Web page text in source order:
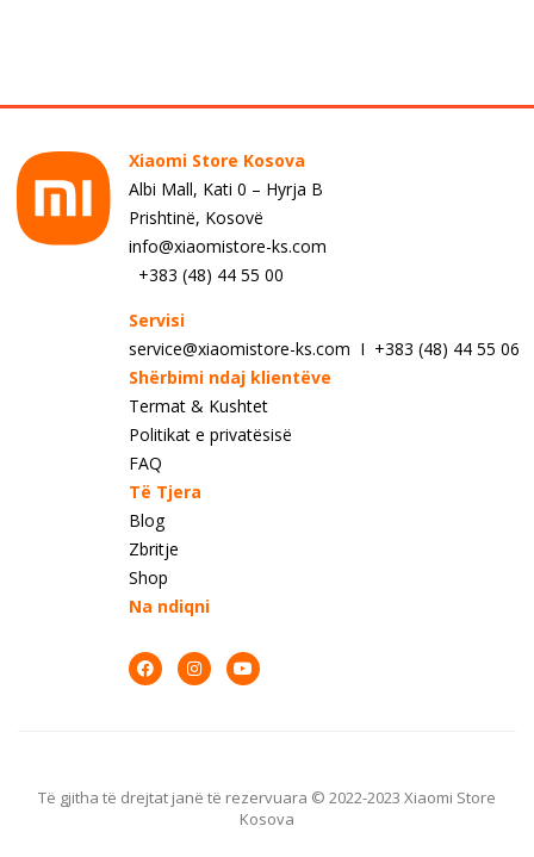
Xiaomi Store Kosova
Albi Mall, Kati 0 – Hyrja B
Prishtinë, Kosovë
info@xiaomistore-ks.com
+383 (48) 44 55 00
Servisi
service@xiaomistore-ks.com I +383 (48) 44 55 06
Shërbimi ndaj klientëve
Termat & Kushtet
Politikat e privatësisë
FAQ
Të Tjera
Blog
Zbritje
Shop
Na ndiqni
Të gjitha të drejtat janë të rezervuara © 2022-2023 Xiaomi Store
Kosova